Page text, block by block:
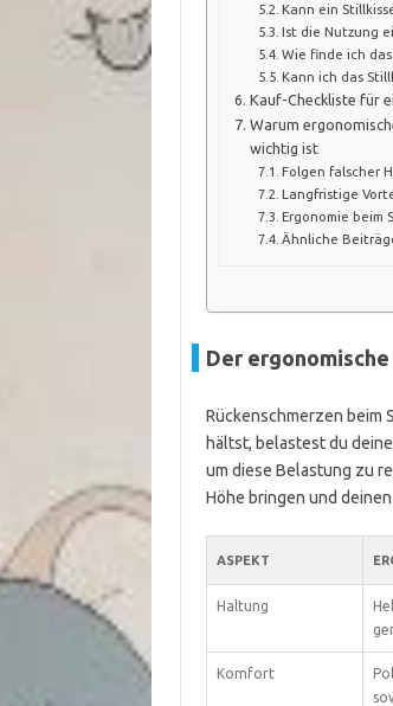
Kann ein
Ist die Nutzung
Wie finde ich
Kann ich das
Kauf-Checkliste für
Warum
wichtig ist
Folgen falscher
Langfristige
Ergonomie beim
Ähnliche
Der
Rückenschmerzen beim
hältst, belastest du
um diese Belastung zu
Höhe bringen und
ASPEKT
Haltung
Komfort